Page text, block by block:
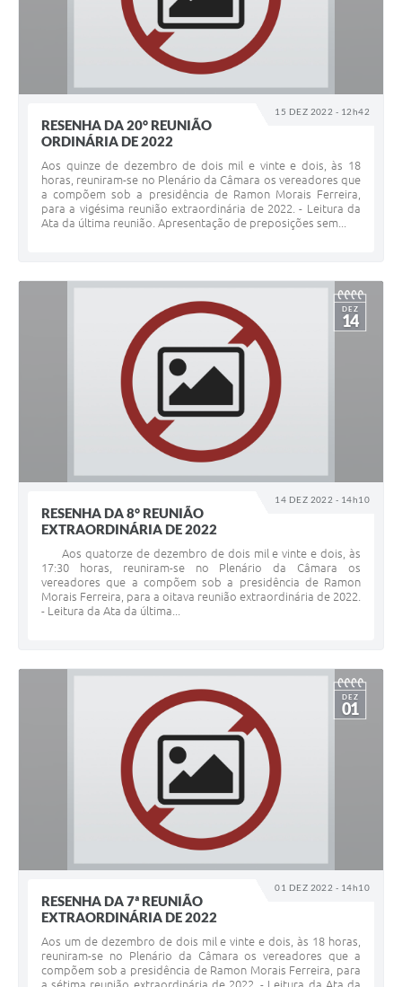
15 DEZ 2022 - 12h42
RESENHA DA 20° REUNIÃO
ORDINÁRIA DE 2022
Aos quinze de dezembro de dois mil e vinte e dois, às 18
horas, reuniram-se no Plenário da Câmara os vereadores que
a compõem sob a presidência de Ramon Morais Ferreira,
para a vigésima reunião extraordinária de 2022. - Leitura da
Ata da última reunião. Apresentação de preposições sem...
14 DEZ 2022 - 14h10
DEZ
14
RESENHA DA 8° REUNIÃO
EXTRAORDINÁRIA DE 2022
Aos quatorze de dezembro de dois mil e vinte e dois, às
17:30 horas, reuniram-se no Plenário da Câmara os
vereadores que a compõem sob a presidência de Ramon
Morais Ferreira, para a oitava reunião extraordinária de 2022.
- Leitura da Ata da última...
01 DEZ 2022 - 14h10
DEZ
01
RESENHA DA 7ª REUNIÃO
EXTRAORDINÁRIA DE 2022
Aos um de dezembro de dois mil e vinte e dois, às 18 horas,
reuniram-se no Plenário da Câmara os vereadores que a
compõem sob a presidência de Ramon Morais Ferreira, para
a sétima reunião extraordinária de 2022. - Leitura da Ata da